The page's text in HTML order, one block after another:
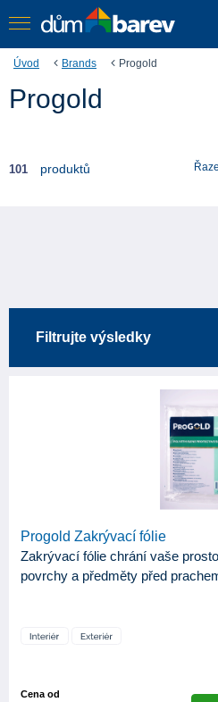
Úvod Brands Progold
Progold
101 produktů
Filtrujte výsledky
Váleček
Štětec
Progold Zakrývací fólie
Zakrývací fólie chrání vaše
povrchy a předměty před
Cena od